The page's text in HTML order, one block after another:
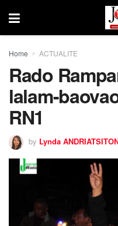
Home ACTUALITE
Rado
lalam-
RN1
by Lynda